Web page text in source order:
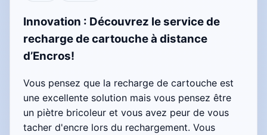
Innovation : Découvrez le service de
recharge de cartouche à distance
d’Encros!
Vous pensez que la recharge de cartouche est
une excellente solution mais vous pensez être
un piètre bricoleur et vous avez peur de vous
tacher d'encre lors du rechargement. Vous